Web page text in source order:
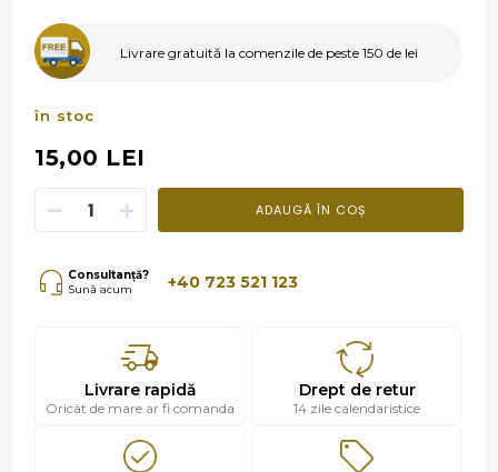
Livrare gratuită la comenzile de peste 150 de lei
în stoc
15,00 LEI
ADAUGĂ ÎN COȘ
Consultanță?
Sună acum
+40 723 521 123
Livrare rapidă
Oricât de mare ar fi comanda
Drept de retur
14 zile calendaristice